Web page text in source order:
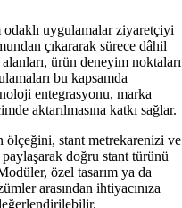
uygulamalar ziyaretçiyi
çıkararak sürece dâhil
ürün deneyim noktaları
bu kapsamda
entegrasyonu, marka
aktarılmasına katkı sağlar.
ölçeğini, stant metrekarenizi ve
paylaşarak doğru stant türünü
özel tasarım ya da
arasından ihtiyacınıza